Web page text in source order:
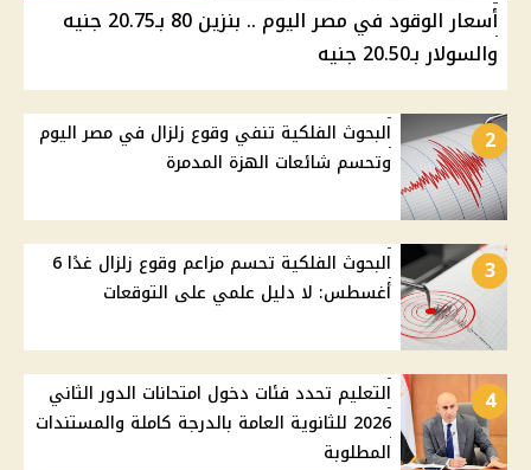
أسعار الوقود في مصر اليوم .. بنزين 80 بـ20.75 جنيه
والسولار بـ20.50 جنيه
2
البحوث الفلكية تنفي وقوع زلزال في مصر اليوم
وتحسم شائعات الهزة المدمرة
3
البحوث الفلكية تحسم مزاعم وقوع زلزال غدًا 6
أغسطس: لا دليل علمي على التوقعات
4
التعليم تحدد فئات دخول امتحانات الدور الثاني
2026 للثانوية العامة بالدرجة كاملة والمستندات
المطلوبة